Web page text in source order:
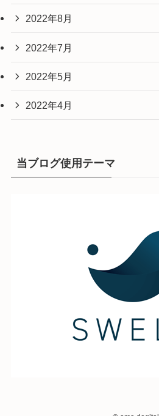
2022年8月
2022年7月
2022年5月
2022年4月
当ブログ使用テーマ